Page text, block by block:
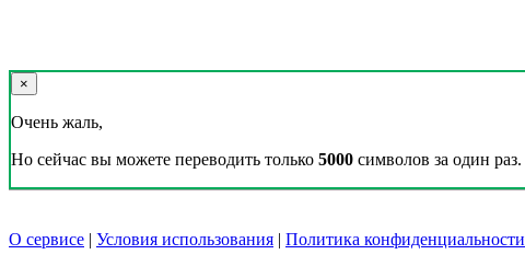
×
Очень жаль,
Но сейчас вы можете переводить только 5000 символов за один раз.
О сервисе | Условия использования | Политика конфиденциальности